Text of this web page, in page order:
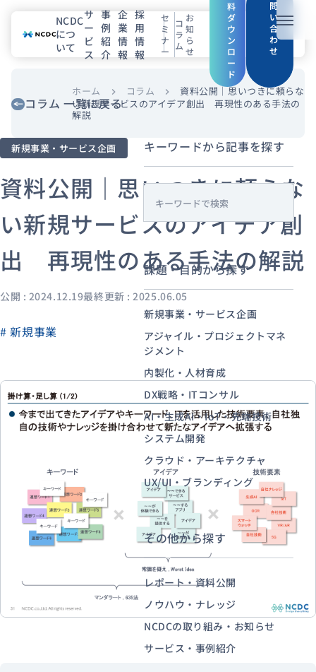
メニュ
NCDCについて
事例紹介
採用情報
セミナーコラム お知らせ
エンジニアブログ（Zenn）
お問い合わせ
NCDC
につ
いて
サ
ー
ビ
ス
事
例
紹
介
企
業
情
報
採
用
情
報
セ
ミ
ナ
ー
コ
ラ
ム
お
知
ら
せ
料
ダ
ウ
ン
ロ
ー
ド
問
い
合
わ
せ
コラム 一覧に戻る
ホーム chevron_right コラム chevron_right
資料公開｜思いつきに頼らな
い新規サービスのアイデア創出 再現性のある手法の
解説
新規事業・サービス企画
資料公開｜思いつきに頼らな
い新規サービスのアイデア創
出 再現性のある手法の解説
公開 : 2024.12.19最終更新 : 2025.06.05
# 新規事業
キーワードから記事を探す
e
a
r
c
h
課題・目的から探す
新規事業・サービス企画
アジャイル・プロジェクトマネ
ジメント
内製化・人材育成
DX戦略・ITコンサル
AI・生成AI・IoT・先端技術
システム開発
クラウド・アーキテクチャ
UX/UI・ブランディング
その他から探す
レポート・資料公開
ノウハウ・ナレッジ
NCDCの取り組み・お知らせ
サービス・事例紹介